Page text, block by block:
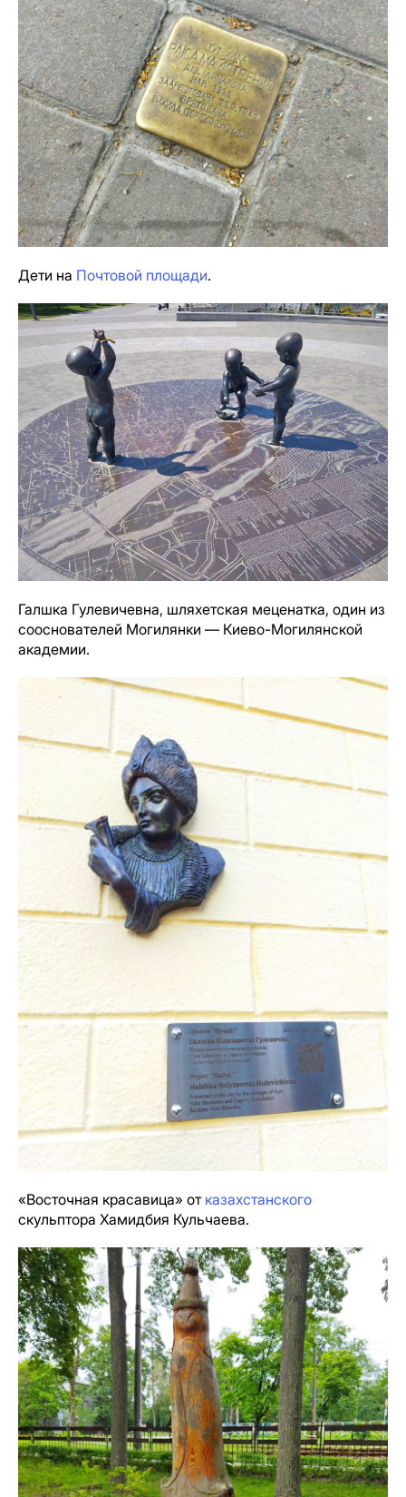
Дети на Почтовой площади.
Галшка Гулевичевна, шляхетская меценатка, один из
сооснователей Могилянки — Киево-Могилянской
академии.
«Восточная красавица» от казахстанского
скульптора Хамидбия Кульчаева.